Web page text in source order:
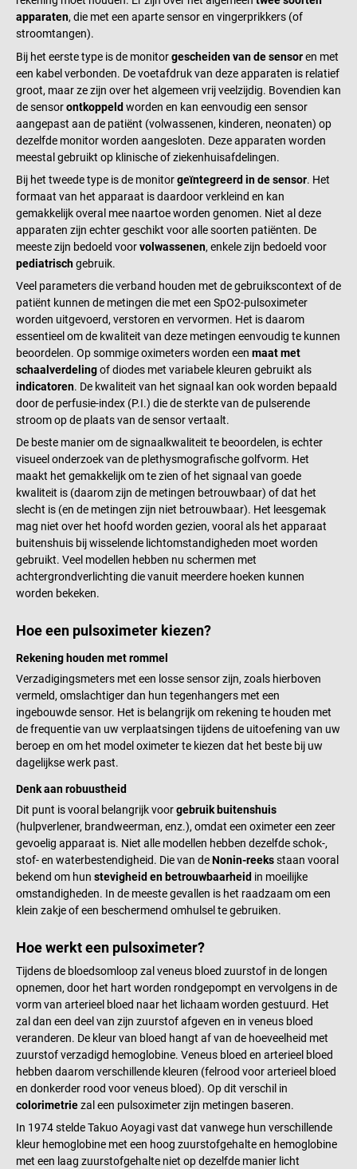
apparaten, die met een aparte sensor en vingerprikkers (of
stroomtangen).
Bij het eerste type is de monitorgescheiden van de sensoren met
een kabel verbonden. De voetafdruk van deze apparaten is relatief
groot, maar ze zijn over het algemeen vrij veelzijdig. Bovendien kan
de sensorontkoppeldworden en kan eenvoudig een sensor
aangepast aan de patiënt (volwassenen, kinderen, neonaten) op
dezelfde monitor worden aangesloten. Deze apparaten worden
meestal gebruikt op klinische of ziekenhuisafdelingen.
Bij het tweede type is de monitorgeïntegreerd in de sensor. Het
formaat van het apparaat is daardoor verkleind en kan
gemakkelijk overal mee naartoe worden genomen. Niet al deze
apparaten zijn echter geschikt voor alle soorten patiënten. De
meeste zijn bedoeld voorvolwassenen, enkele zijn bedoeld voor
pediatrischgebruik.
Veel parameters die verband houden met de gebruikscontext of de
patiënt kunnen de metingen die met een SpO2-pulsoximeter
worden uitgevoerd, verstoren en vervormen. Het is daarom
essentieel om de kwaliteit van deze metingen eenvoudig te kunnen
beoordelen. Op sommige oximeters worden een maat met
schaalverdelingof diodes met variabele kleuren gebruikt als
indicatoren. De kwaliteit van het signaal kan ook worden bepaald
door de perfusie-index (P.I.) die de sterkte van de pulserende
stroom op de plaats van de sensor vertaalt.
De beste manier om de signaalkwaliteit te beoordelen, is echter
visueel onderzoek van de plethysmografische golfvorm. Het
maakt het gemakkelijk om te zien of het signaal van goede
kwaliteit is (daarom zijn de metingen betrouwbaar) of dat het
slecht is (en de metingen zijn niet betrouwbaar). Het leesgemak
mag niet over het hoofd worden gezien, vooral als het apparaat
buitenshuis bij wisselende lichtomstandigheden moet worden
gebruikt. Veel modellen hebben nu schermen met
achtergrondverlichting die vanuit meerdere hoeken kunnen
worden bekeken.
Hoe een pulsoximeter kiezen?
Rekening houden met rommel
Verzadigingsmeters met een losse sensor zijn, zoals hierboven
vermeld, omslachtiger dan hun tegenhangers met een
ingebouwde sensor. Het is belangrijk om rekening te houden met
de frequentie van uw verplaatsingen tijdens de uitoefening van uw
beroep en om het model oximeter te kiezen dat het beste bij uw
dagelijkse werk past.
Denk aan robuustheid
Dit punt is vooral belangrijk voorgebruik buitenshuis
(hulpverlener, brandweerman, enz.), omdat een oximeter een zeer
gevoelig apparaat is. Niet alle modellen hebben dezelfde schok-,
stof- en waterbestendigheid. Die van deNonin-reeksstaan vooral
bekend om hun stevigheid en betrouwbaarheid in moeilijke
omstandigheden. In de meeste gevallen is het raadzaam om een
klein zakje of een beschermend omhulsel te gebruiken.
Hoe werkt een pulsoximeter?
Tijdens de bloedsomloop zal veneus bloed zuurstof in de longen
opnemen, door het hart worden rondgepompt en vervolgens in de
vorm van arterieel bloed naar het lichaam worden gestuurd. Het
zal dan een deel van zijn zuurstof afgeven en in veneus bloed
veranderen. De kleur van bloed hangt af van de hoeveelheid met
zuurstof verzadigd hemoglobine. Veneus bloed en arterieel bloed
hebben daarom verschillende kleuren (felrood voor arterieel bloed
en donkerder rood voor veneus bloed). Op dit verschil in
colorimetriezal een pulsoximeter zijn metingen baseren.
In 1974 stelde Takuo Aoyagi vast dat vanwege hun verschillende
kleur hemoglobine met een hoog zuurstofgehalte en hemoglobine
met een laag zuurstofgehalte niet op dezelfde manier licht